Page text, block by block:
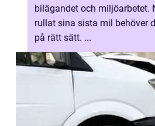
bilägandet och miljöarbetet.
rullat sina sista mil behöver
på rätt sätt. ...